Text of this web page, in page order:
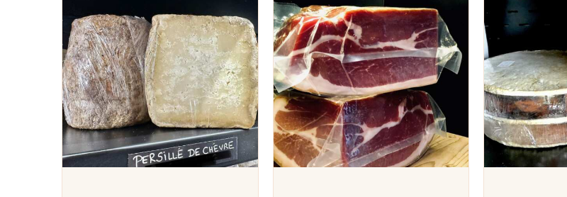
AJOUTER AU PANIER / APERÇU AJOUTER AU PANIER / APERÇU AJOUTER AU